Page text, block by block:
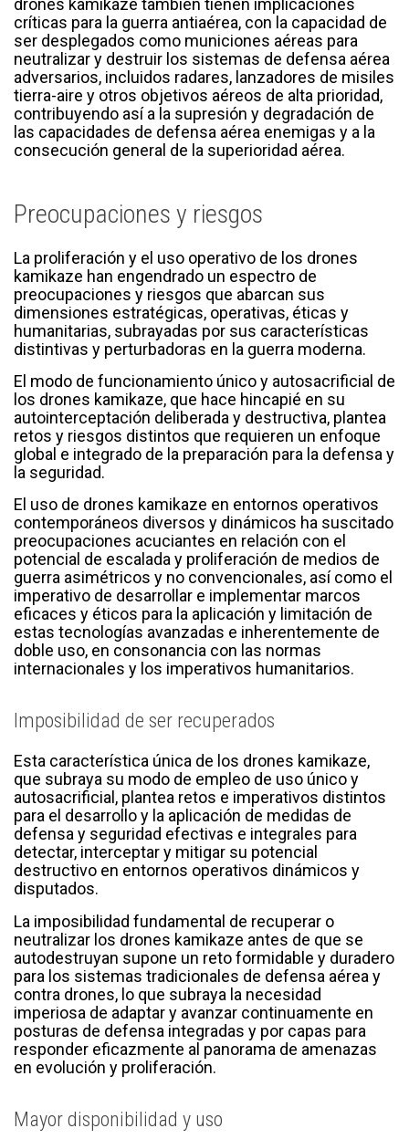
críticas para la guerra antiaérea, con la capacidad de
ser desplegados como municiones aéreas para
neutralizar y destruir los sistemas de defensa aérea
adversarios, incluidos radares, lanzadores de misiles
tierra-aire y otros objetivos aéreos de alta prioridad,
contribuyendo así a la supresión y degradación de
las capacidades de defensa aérea enemigas y a la
consecución general de la superioridad aérea.
Preocupaciones y riesgos
La proliferación y el uso operativo de los drones
kamikaze han engendrado un espectro de
preocupaciones y riesgos que abarcan sus
dimensiones estratégicas, operativas, éticas y
humanitarias, subrayadas por sus características
distintivas y perturbadoras en la guerra moderna.
El modo de funcionamiento único y autosacrificial de
los drones kamikaze, que hace hincapié en su
autointerceptación deliberada y destructiva, plantea
retos y riesgos distintos que requieren un enfoque
global e integrado de la preparación para la defensa y
la seguridad.
El uso de drones kamikaze en entornos operativos
contemporáneos diversos y dinámicos ha suscitado
preocupaciones acuciantes en relación con el
potencial de escalada y proliferación de medios de
guerra asimétricos y no convencionales, así como el
imperativo de desarrollar e implementar marcos
eficaces y éticos para la aplicación y limitación de
estas tecnologías avanzadas e inherentemente de
doble uso, en consonancia con las normas
internacionales y los imperativos humanitarios.
Imposibilidad de ser recuperados
Esta característica única de los drones kamikaze,
que subraya su modo de empleo de uso único y
autosacrificial, plantea retos e imperativos distintos
para el desarrollo y la aplicación de medidas de
defensa y seguridad efectivas e integrales para
detectar, interceptar y mitigar su potencial
destructivo en entornos operativos dinámicos y
disputados.
La imposibilidad fundamental de recuperar o
neutralizar los drones kamikaze antes de que se
autodestruyan supone un reto formidable y duradero
para los sistemas tradicionales de defensa aérea y
contra drones, lo que subraya la necesidad
imperiosa de adaptar y avanzar continuamente en
posturas de defensa integradas y por capas para
responder eficazmente al panorama de amenazas
en evolución y proliferación.
Mayor disponibilidad y uso